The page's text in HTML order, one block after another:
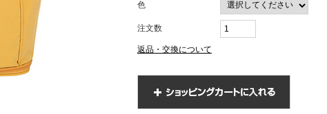
色
注文数
返品・交換について